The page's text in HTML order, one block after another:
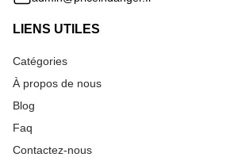
LIENS UTILES
Catégories
À propos de nous
Blog
Faq
Contactez-nous